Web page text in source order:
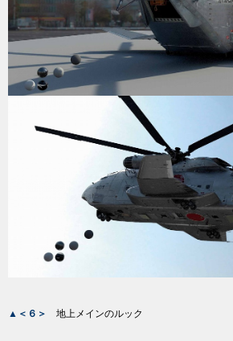
▲＜６＞ 地上メインのルック